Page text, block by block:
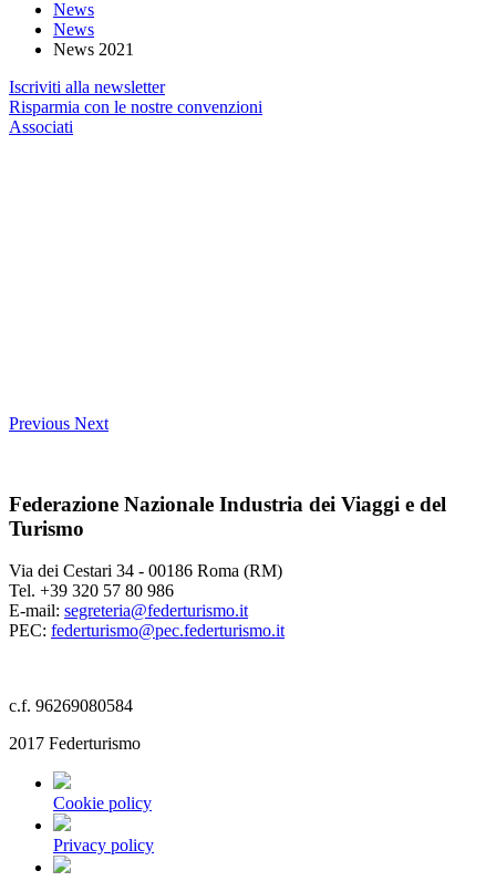
News
News
News 2021
Iscriviti alla newsletter
Risparmia con le nostre convenzioni
Associati
Previous Next
Federazione Nazionale Industria dei Viaggi e del
Turismo
Via dei Cestari 34 - 00186 Roma (RM)
Tel. +39 320 57 80 986
E-mail: segreteria@federturismo.it
PEC: federturismo@pec.federturismo.it
c.f. 96269080584
2017 Federturismo
Cookie policy
Privacy policy